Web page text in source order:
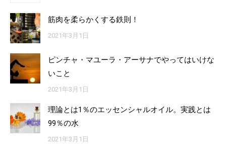
筋肉を柔らかくする鉄則！
2021年3月1日
ピンチャ・マユーラ・アーサナでやってはいけな
いこと
2021年3月1日
理論とは1％のエッセンシャルオイル。実践とは
99％の水
2021年3月1日